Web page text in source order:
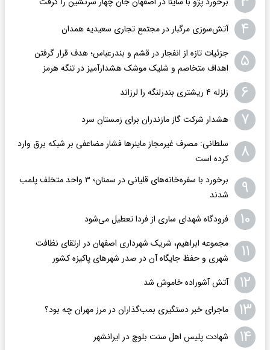
۴ آتش‌سوزی مرگبار در مجتمع تجاری سعیدیه همدان
۵
جزئیات تازه از انفجار در قشم و بندرعباس؛ هدف قرار گرفتن
اهداف متخاصم و شلیک موشک هشدارآمیز در تنگه هرمز
۶ زلزله ۴ ریشتری بندرلنگه را لرزاند
۷ هشدار شرکت گاز مازندران برای زمستان سرد
۸
سلطانی: مصرف غیرمجاز ماینرها فشار مضاعفی بر شبکه برق وارد
کرده است
۹
برخورد با سفره‌خانه‌های قلیانی در سمنان؛ ۳ واحد متخلف پلمب
شدند
۱۰ فرودگاه ‌شهدای ساری از فردا تعطیل می‌شود
۱۱
مجموعه ابراهیم، شریک شهرداری اصفهان در ارتقای نظافت
شهری و حفظ جایگاه آن در صدر شهرهای پاکیزه کشور
۱۲ آتش آشوراده خاموش شد
۱۳ ماجرای خبر دستگیری بمب‌گذاران در مرز مهران چه بود؟
۱۴ شهادت پلیس اهل سنت بلوچ در ایرانشهر